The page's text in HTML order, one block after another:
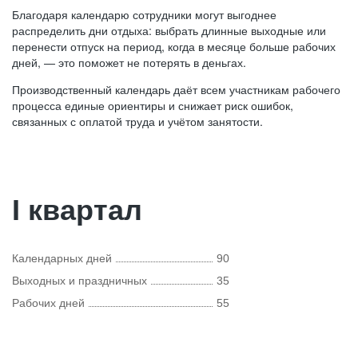
Благодаря календарю сотрудники могут выгоднее
распределить дни отдыха: выбрать длинные выходные или
перенести отпуск на период, когда в месяце больше рабочих
дней, — это поможет не потерять в деньгах.
Производственный календарь даёт всем участникам рабочего
процесса единые ориентиры и снижает риск ошибок,
связанных с оплатой труда и учётом занятости.
I квартал
Календарных дней
90
Выходных и праздничных
35
Рабочих дней
55